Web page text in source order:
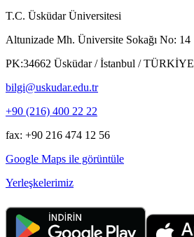
T.C. Üsküdar Üniversitesi
Altunizade Mh. Üniversite Sokağı No: 14
PK:34662 Üsküdar / İstanbul / TÜRKİYE
bilgi@uskudar.edu.tr
+90 (216) 400 22 22
fax: +90 216 474 12 56
Google Maps ile görüntüle
Yerleşkelerimiz